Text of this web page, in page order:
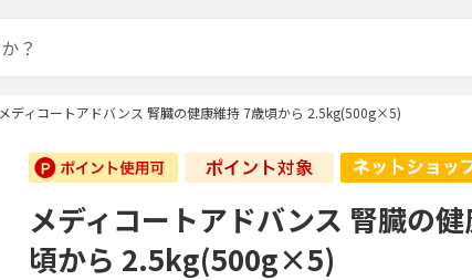
メディコートアドバンス 腎臓の健康維持 7歳頃から 2.5kg(500g×5)
メディコートアドバンス 腎臓の
頃から 2.5kg(500g×5)